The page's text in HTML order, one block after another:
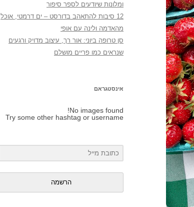
ומלונות שיודעים לספר סיפור
12 סיבות להתאהב בדורסט – ים דרמטי, אוכל
מהאדמה ולינה עם אופי
סן טרופה ביוני: אור רך, עיצוב מדויק ורגעים
שנראים כמו פריים מושלם
אינסטגראם
No images found!
Try some other hashtag or username
הרשמה